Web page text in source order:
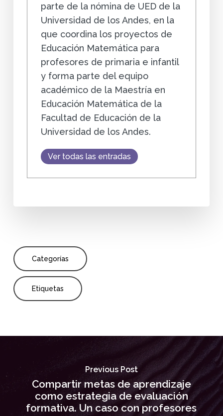
parte de la nómina de UED de la
Universidad de los Andes, en la
que coordina los proyectos de
Educación Matemática para
profesores de primaria e infantil
y forma parte del equipo
académico de la Maestría en
Educación Matemática de la
Facultad de Educación de la
Universidad de los Andes.
Ver todas las entradas
Categorías
Etiquetas
Previous Post
Compartir metas de aprendizaje
como estrategia de evaluación
formativa. Un caso con profesores